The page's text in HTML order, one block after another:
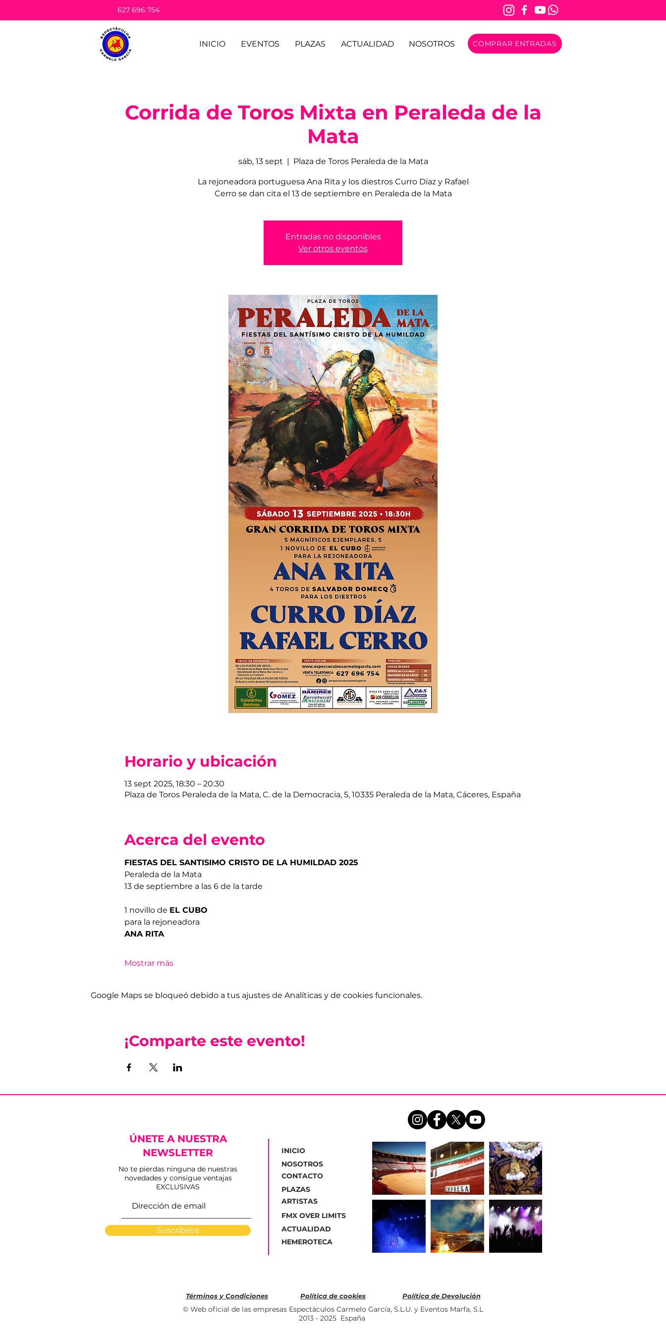
627 696 754
INICIO EVENTOS PLAZAS ACTUALIDAD NOSOTROS COMPRAR ENTRADAS
Corrida de Toros Mixta en Peraleda de la
Mata
sáb, 13 sept
  |
Plaza de Toros Peraleda de la Mata
La rejoneadora portuguesa Ana Rita y los diestros Curro Díaz y Rafael
Cerro se dan cita el 13 de septiembre en Peraleda de la Mata
Entradas no disponibles
Ver otros eventos
Horario y ubicación
13 sept 2025, 18:30 – 20:30
Plaza de Toros Peraleda de la Mata, C. de la Democracia, 5, 10335 Peraleda de la Mata, Cáceres, España
Acerca del evento
FIESTAS DEL SANTISIMO CRISTO DE LA HUMILDAD 2025
Peraleda de la Mata
13 de septiembre a las 6 de la tarde
1 novillo de EL CUBO
para la rejoneadora
ANA RITA
Mostrar más
Google Maps se bloqueó debido a tus ajustes de Analíticas y de cookies funcionales.
¡Comparte este evento!
ÚNETE A NUESTRA
NEWSLETTER
No te pierdas ninguna de nuestras
novedades y consigue ventajas
EXCLUSIVAS
Suscríbete
INICIO
NOSOTROS
CONTACTO
PLAZAS
ARTISTAS
FMX OVER LIMITS
ACTUALIDAD
HEMEROTECA
Términos y Condiciones Política de cookies Política de Devolución
© Web oficial de las empresas Espectáculos Carmelo García, S.L.U. y Eventos Marfa, S.L
2013 - 2025 España